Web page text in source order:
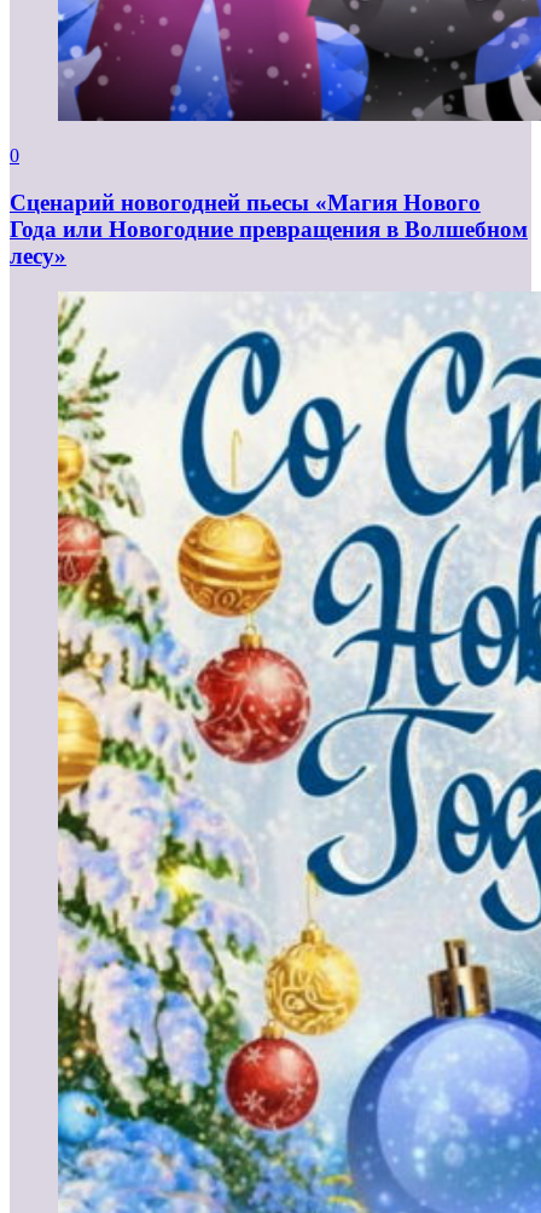
0
Сценарий новогодней пьесы «Магия Нового
Года или Новогодние превращения в Волшебном
лесу»